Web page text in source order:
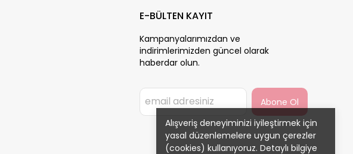
Alışveriş deneyiminizi iyileştirmek için
yasal düzenlemelere uygun çerezler
(cookies) kullanıyoruz. Detaylı bilgiye
E-BÜLTEN KAYIT
Kampanyalarımızdan ve
indirimlerimizden güncel olarak
haberdar olun.
Abone Ol